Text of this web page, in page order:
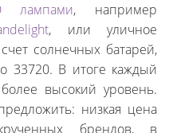
лампами, например
, или уличное
солнечных батарей,
33720. В итоге каждый
высокий уровень.
низкая цена
брендов, в